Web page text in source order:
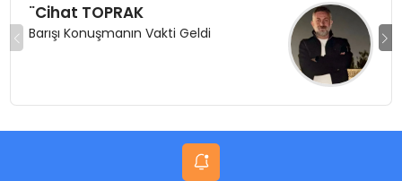
¨Cihat TOPRAK
Barışı Konuşmanın Vakti Geldi